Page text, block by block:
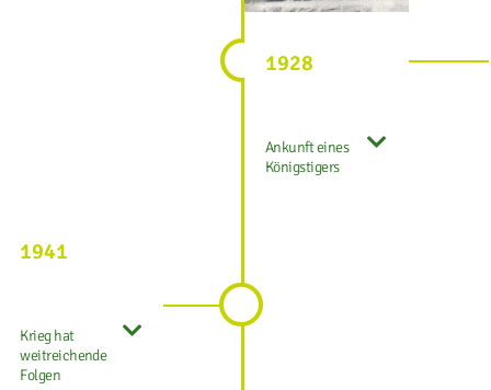
1928
Ankunft eines
Königstigers
1941
Krieg hat
weitreichende
Folgen